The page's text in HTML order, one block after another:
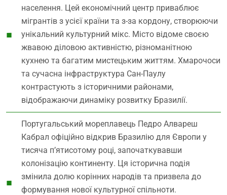
населення. Цей економічний центр приваблює
мігрантів з усієї країни та з-за кордону, створюючи
унікальний культурний мікс. Місто відоме своєю
жвавою діловою активністю, різноманітною
кухнею та багатим мистецьким життям. Хмарочоси
та сучасна інфраструктура Сан-Паулу
контрастують з історичними районами,
відображаючи динаміку розвитку Бразилії.
Португальський мореплавець Педро Алвареш
Кабрал офіційно відкрив Бразилію для Європи у
тисяча п’ятисотому році, започаткувавши
колонізацію континенту. Ця історична подія
змінила долю корінних народів та призвела до
формування нової культурної спільноти.